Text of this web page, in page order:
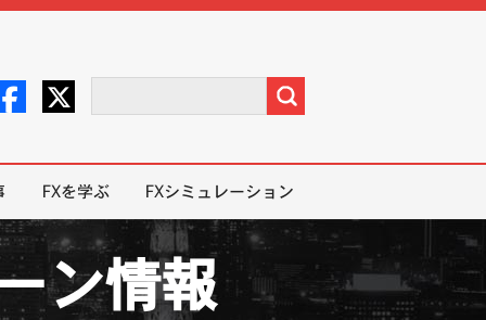
FXを学ぶ FXシミュレーション
ン情報